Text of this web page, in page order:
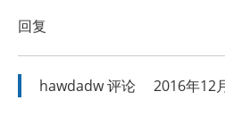
回复
hawdadw评论 2016年12